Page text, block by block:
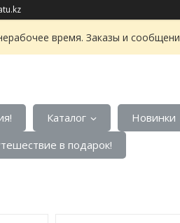
время. Заказы и
Каталог Новинки
в подарок!